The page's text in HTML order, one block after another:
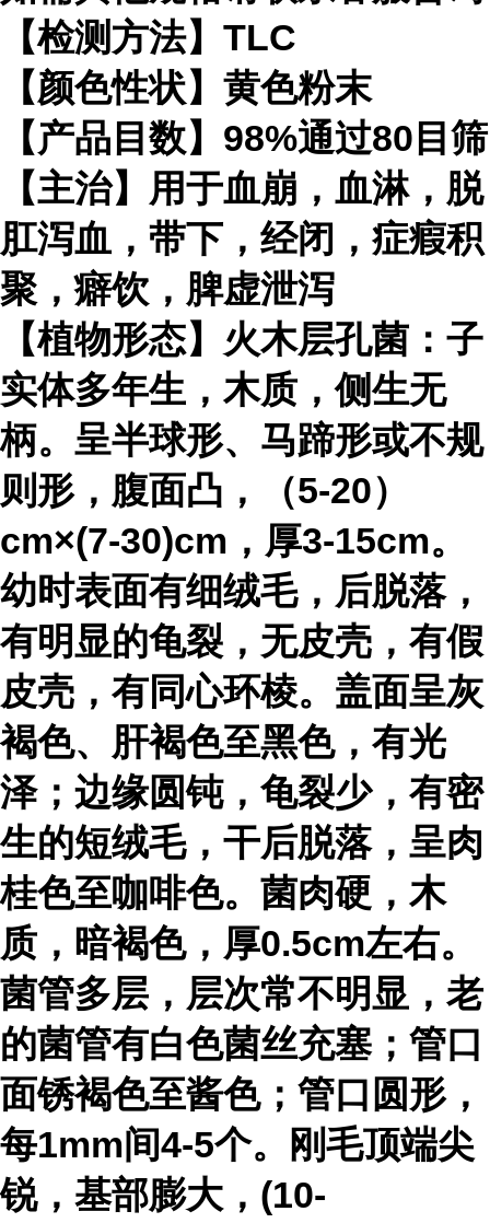
【检测方法】TLC
【颜色性状】黄色粉末
【产品目数】98%通过80目筛
【主治】用于血崩，血淋，脱
肛泻血，带下，经闭，症瘕积
聚，癖饮，脾虚泄泻
【植物形态】火木层孔菌：子
实体多年生，木质，侧生无
柄。呈半球形、马蹄形或不规
则形，腹面凸，（5-20）
cm×(7-30)cm，厚3-15cm。
幼时表面有细绒毛，后脱落，
有明显的龟裂，无皮壳，有假
皮壳，有同心环棱。盖面呈灰
褐色、肝褐色至黑色，有光
泽；边缘圆钝，龟裂少，有密
生的短绒毛，干后脱落，呈肉
桂色至咖啡色。菌肉硬，木
质，暗褐色，厚0.5cm左右。
菌管多层，层次常不明显，老
的菌管有白色菌丝充塞；管口
面锈褐色至酱色；管口圆形，
每1mm间4-5个。刚毛顶端尖
锐，基部膨大，(10-